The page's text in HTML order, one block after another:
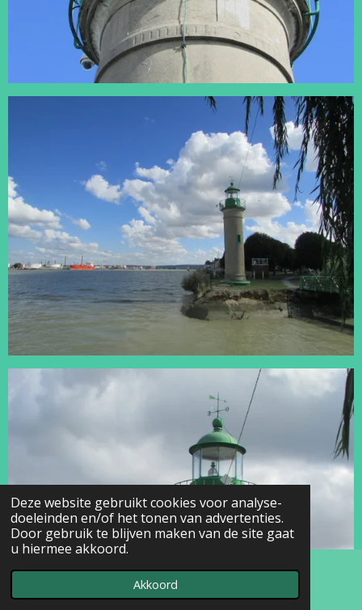
Deze website gebruikt cookies voor analyse-
doeleinden en/of het tonen van advertenties.
Door gebruik te blijven maken van de site gaat
u hiermee akkoord.
AkkoordE-mailadres